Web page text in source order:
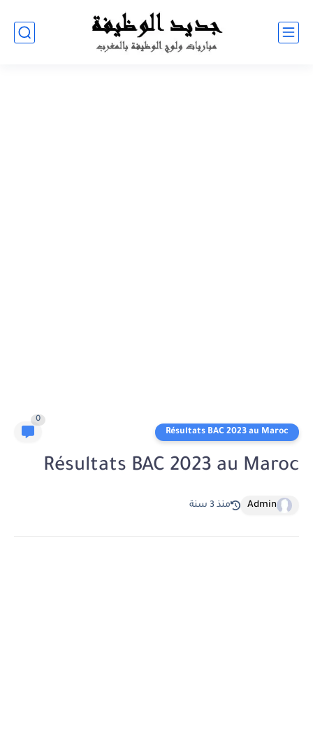
Résultats BAC 2023 au Maroc
0
Résultats BAC 2023 au Maroc
Admin منذ 3 سنة